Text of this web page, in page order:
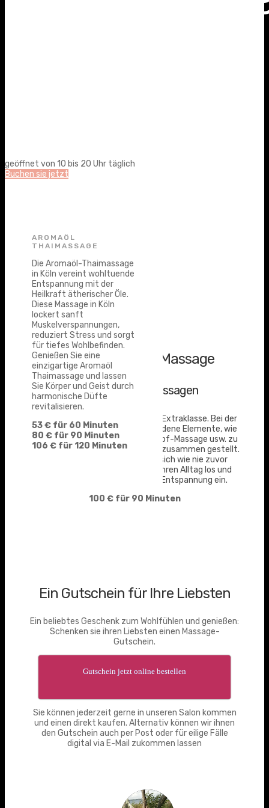
geöffnet von 10 bis 20 Uhr täglich
Buchen sie jetzt
AROMAÖL
THAIMASSAGE
Die Aromaöl-Thaimassage
in Köln vereint wohltuende
Entspannung mit der
Heilkraft ätherischer Öle.
Diese Massage in Köln
lockert sanft
Muskelverspannungen,
reduziert Stress und sorgt
für tiefes Wohlbefinden.
Genießen Sie eine
einzigartige Aromaöl
Thaimassage und lassen
Sie Körper und Geist durch
harmonische Düfte
revitalisieren.
53 € für 60 Minuten
80 € für 90 Minuten
106 € für 120 Minuten
Sehr beliebt sind…
Deep Relaxation Massage
Königin der Thaimassagen
Gönnen sie sich eine Massage der Extraklasse. Bei der
Deep Relaxation werden verschiedene Elemente, wie
Aromaöl-Massage, Hot-Stone, Kopf-Massage usw. zu
einem Potpourri der Entspannung zusammen gestellt.
Wir garantieren ihnen, dass sie sich wie nie zuvor
entspannen können. Lassen sie ihren Alltag los und
tauchen sie in einen Ozean der Entspannung ein.
100 € für 90 Minuten
Ein Gutschein für Ihre Liebsten
Ein beliebtes Geschenk zum Wohlfühlen und genießen:
Schenken sie ihren Liebsten einen Massage-
Gutschein.
Gutschein jetzt online bestellen
Sie können jederzeit gerne in unseren Salon kommen
und einen direkt kaufen. Alternativ können wir ihnen
den Gutschein auch per Post oder für eilige Fälle
digital via E-Mail zukommen lassen